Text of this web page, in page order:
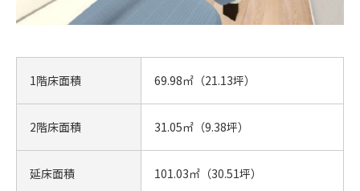
1階床面積 69.98㎡（21.13坪）
2階床面積 31.05㎡（9.38坪）
延床面積 101.03㎡（30.51坪）